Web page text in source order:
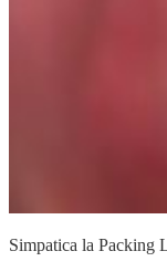
Simpatica la Packing